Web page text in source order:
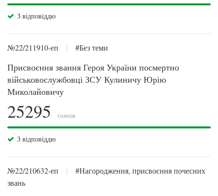
З відповіддю
№22/211910-еп | #Без теми
Присвоєння звання Героя України посмертно
військовослужбовці ЗСУ Кулиничу Юрію
Миколайовичу
25295 голосів
З відповіддю
№22/210632-еп |
#Нагородження, присвоєння почесних
звань